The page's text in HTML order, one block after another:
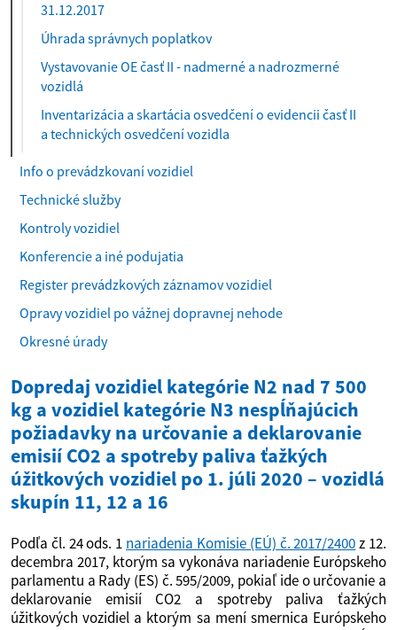
31.12.2017
Úhrada správnych poplatkov
Vystavovanie OE časť II - nadmerné a nadrozmerné
vozidlá
Inventarizácia a skartácia osvedčení o evidencii časť II
a technických osvedčení vozidla
Info o prevádzkovaní vozidiel
Technické služby
Kontroly vozidiel
Konferencie a iné podujatia
Register prevádzkových záznamov vozidiel
Opravy vozidiel po vážnej dopravnej nehode
Okresné úrady
Dopredaj vozidiel kategórie N2 nad 7 500
kg a vozidiel kategórie N3 nespĺňajúcich
požiadavky na určovanie a deklarovanie
emisií CO2 a spotreby paliva ťažkých
úžitkových vozidiel po 1. júli 2020 – vozidlá
skupín 11, 12 a 16
Podľa čl. 24 ods. 1 nariadenia Komisie (EÚ) č. 2017/2400z 12.
decembra 2017, ktorým sa vykonáva nariadenie Európskeho
parlamentu a Rady (ES) č. 595/2009, pokiaľ ide o určovanie a
deklarovanie emisií CO2 a spotreby paliva ťažkých
úžitkových vozidiel a ktorým sa mení smernica Európskeho